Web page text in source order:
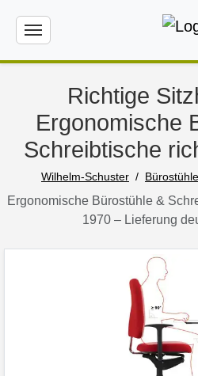
Richtige
Ergonomische
Schreibtische
Wilhelm-Schuster Bürostühle
Ergonomische Bürostühle &
1970 – Lieferung